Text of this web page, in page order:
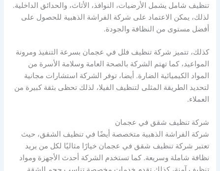
تنظيف شامل يشمل الأرضيات، النوافذ، الأثاث، والحدائق الداخلية.
لذلك، يمكن الاعتماد على شركة الفراشة الذهبية للحصول على
أفضل مستوى من النظافة والجودة.
كذلك، تتميز شركة تنظيف فلل في عجمان بسرعة التنفيذ ومرونة
المواعيد، كما تهتم الشركة بالصحة العامة وسلامة الأسرة من
المواد الكيميائية الضارة. أيضا، توفر الشركة استشارات مجانية
لتحديد الطريقة المثلى لتنظيف الفيلا، لذلك تحظى بثقة كبيرة من
العملاء.
شركة تنظيف شقق في عجمان
شركة الفراشة الذهبية متخصصة أيضًا في تنظيف الشقق، حيث
تعتبر شركة تنظيف شقق في عجمان خيارًا مثاليًا لكل من يريد
نظافة شاملة وسريعة. كما تستخدم الشركة أحدث الأجهزة ومواد